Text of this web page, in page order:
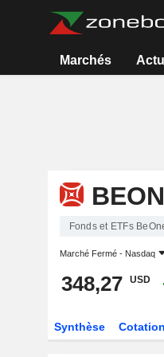
Marchés
Fonds et ETFs
Marché Fermé - Nasdaq
348,27 USD
Synthèse